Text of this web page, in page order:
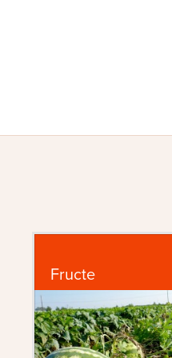
Fructe